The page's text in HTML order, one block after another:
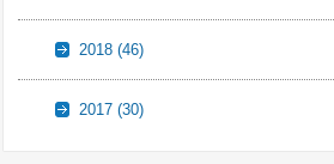
2018(46)
2017(30)